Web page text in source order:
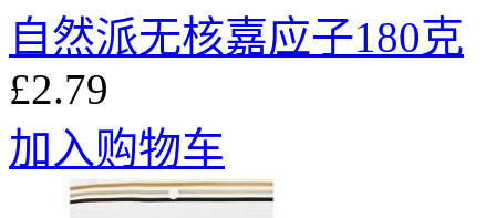
自然派无核嘉应子180克
£2.79
加入购物车